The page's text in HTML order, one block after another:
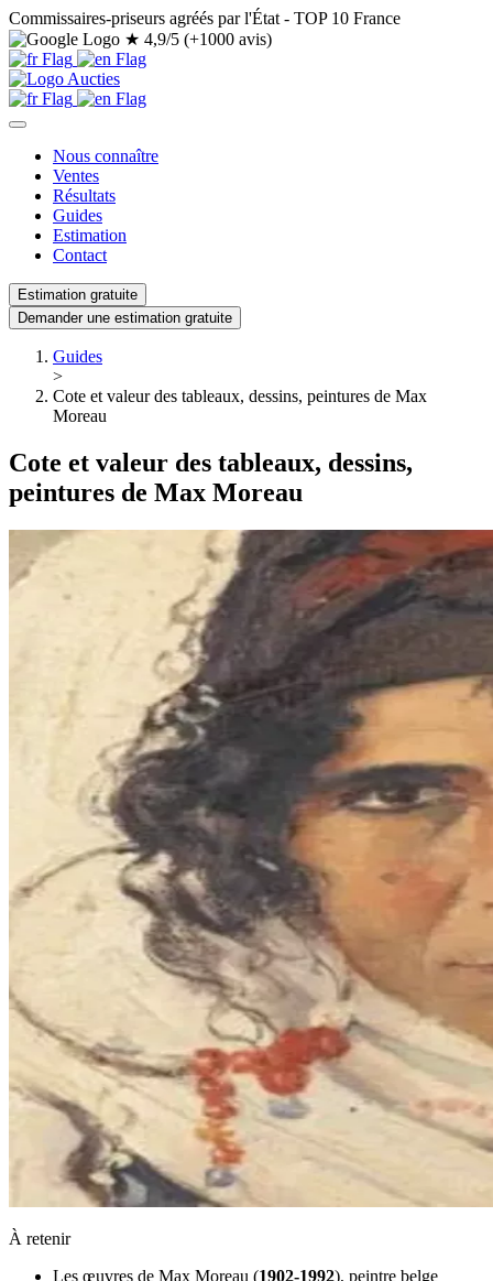
Commissaires-priseurs agréés par l'État - TOP 10 France
★ 4,9/5 (+1000 avis)
Nous connaître
Ventes
Résultats
Guides
Estimation
Contact
Estimation gratuite
Demander une estimation gratuite
Guides
>
Cote et valeur des tableaux, dessins, peintures de Max
Moreau
Cote et valeur des tableaux, dessins,
peintures de Max Moreau
À retenir
Les œuvres de Max Moreau (1902-1992), peintre belge